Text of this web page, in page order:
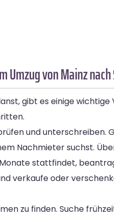
Umzug von Mainz
gibt es einige
und unterschreiben.
Nachmieter suchst.
stattfindet,
verkaufe oder
zu finden. Suche